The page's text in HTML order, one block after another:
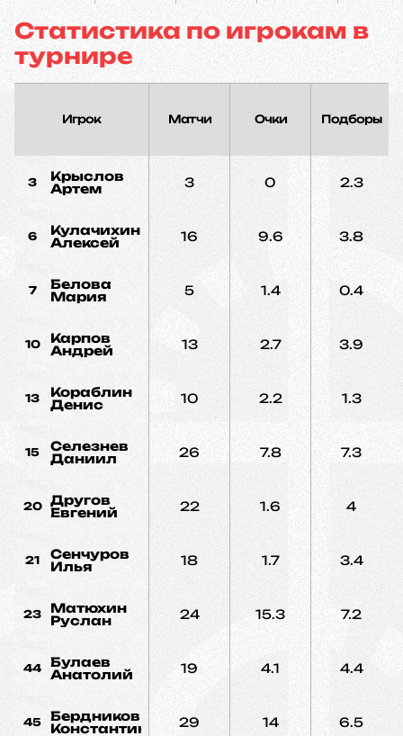
Статистика по игрокам в
турнире
Игрок Матчи Очки Подборы
3
Крыслов
Артем
3 0 2.3
6
Кулачихин
Алексей
16 9.6 3.8
7
Белова
Мария
5 1.4 0.4
10
Карпов
Андрей
13 2.7 3.9
13
Кораблин
Денис
10 2.2 1.3
15
Селезнев
Даниил
26 7.8 7.3
20
Другов
Евгений
22 1.6 4
21
Сенчуров
Илья
18 1.7 3.4
23
Матюхин
Руслан
24 15.3 7.2
44
Булаев
Анатолий
19 4.1 4.4
45
Бердников
Константин
29 14 6.5